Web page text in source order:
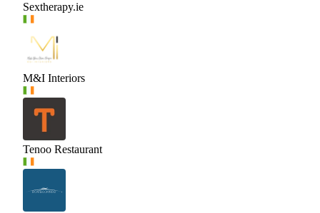
Sextherapy.ie
M&I Interiors
Tenoo Restaurant